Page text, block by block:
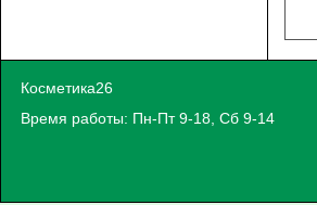
Косметика26
Время работы: Пн-Пт 9-18, Сб 9-14